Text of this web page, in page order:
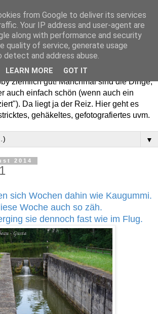
"Wohnzimmer". Einfach und schön -
ziemlich gut! Manchmal sind die Dinge,
auch einfach schön (wenn auch ein
Da liegt ja der Reiz. Hier geht es
gehäkeltes, gefotografiertes uvm.
▼
2014
sich Wochen dahin wie Kaugummi.
Woche auch so zäh.
sie dennoch fast wie im Flug.
from Google to deliver its services
Your IP address and user-agent are
along with performance and security
quality of service, generate usage
and address abuse.
LEARN MORE GOT IT